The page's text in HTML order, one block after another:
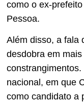
como o ex-
Pessoa.
Além disso, a fala
desdobra em
nacional, em que
como candidato a